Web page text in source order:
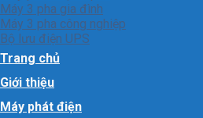
Máy 3 pha gia đình
Máy 3 pha công nghiệp
Bộ lưu điện UPS
Trang chủ
Giới thiệu
Máy phát điện